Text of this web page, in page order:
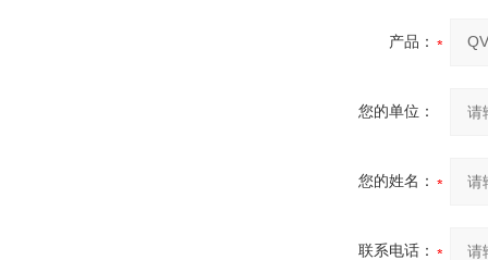
产品：
您的单位：
您的姓名：
联系电话：